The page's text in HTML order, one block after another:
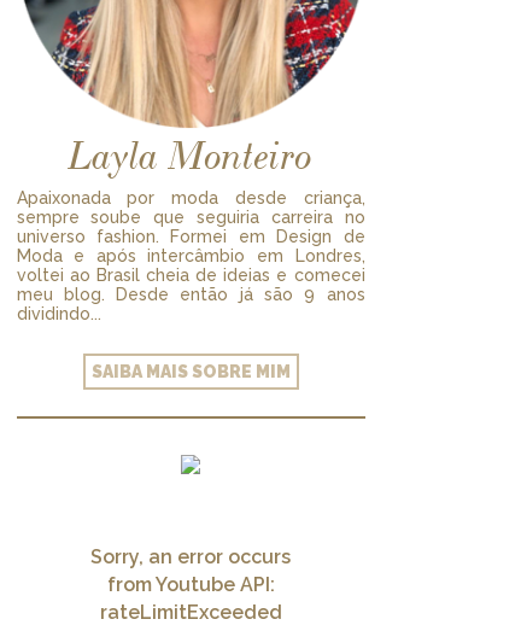
Layla Monteiro
Apaixonada por moda desde criança,
sempre soube que seguiria carreira no
universo fashion. Formei em Design de
Moda e após intercâmbio em Londres,
voltei ao Brasil cheia de ideias e comecei
meu blog. Desde então já são 9 anos
dividindo...
SAIBA MAIS SOBRE MIM
Sorry, an error occurs
from Youtube API:
rateLimitExceeded